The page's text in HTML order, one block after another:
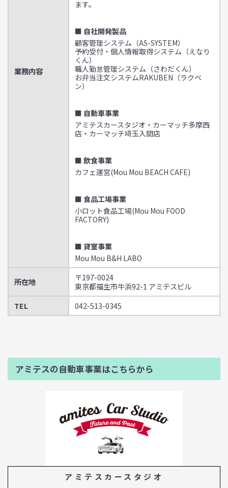
業務内容
ます。
■ 自社開発製品
顧客管理システム（AS-SYSTEM）
予約受付・個人情報取得システム（えなり
くん）
職人勤怠管理システム（さわだくん）
お弁当注文システムRAKUBEN（ラクベ
ン）
■ 自動車事業
アミテスカースタジオ・カーマッチ多摩西
店・カーマッチ埼玉入間店
■ 飲食事業
カフェ運営(Mou Mou BEACH CAFE)
■ 食品工場事業
小ロット食品工場(Mou Mou FOOD
FACTORY)
■ 貸室事業
Mou Mou B&H LABO
所在地
〒197-0024
東京都福生市牛浜92-1 アミテスビル
TEL
042-513-0345
アミテスの自動車事業はこちらから
アミテスカースタジオ